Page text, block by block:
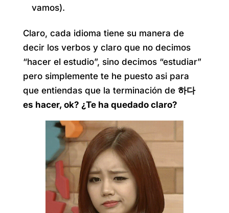
vamos).
Claro, cada idioma tiene su manera de
decir los verbos y claro que no decimos
“hacer el estudio”, sino decimos “estudiar”
pero simplemente te he puesto asi para
que entiendas que la terminación de 하다
es hacer, ok? ¿Te ha quedado claro?